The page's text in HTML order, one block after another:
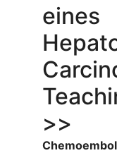
eines
>>